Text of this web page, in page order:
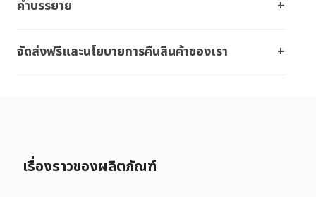
คำบรรยาย
จัดส่งฟรีและนโยบายการคืนสินค้าของเรา
เรื่องราวของผลิตภัณฑ์